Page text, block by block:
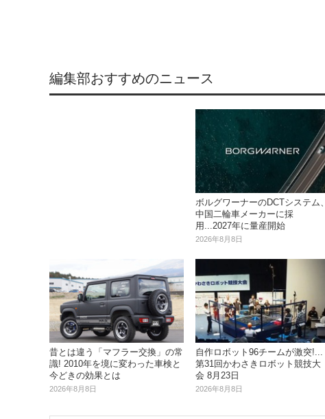
編集部おすすめのニュース
ボルグワーナーのDCTシステム、
中国二輪車メーカーに採
用...2027年に量産開始
2026年8月8日
昔とは違う「マフラー交換」の常
識! 2010年を境に変わった車検と
今どきの効果とは
2026年8月8日
自作ロボット96チームが激突!...
第31回かわさきロボット競技大
会 8月23日
2026年8月8日